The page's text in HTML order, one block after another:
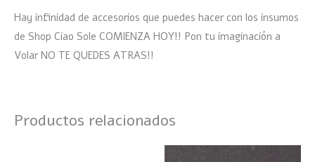
Hay infinidad de accesorios que puedes hacer con los insumos
de Shop Ciao Sole COMIENZA HOY!! Pon tu imaginación a
Volar NO TE QUEDES ATRAS!!
Productos relacionados